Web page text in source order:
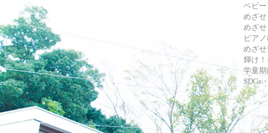
ベビ
めざ
めざ
ピア
めざ
輝け
学童
SDGs